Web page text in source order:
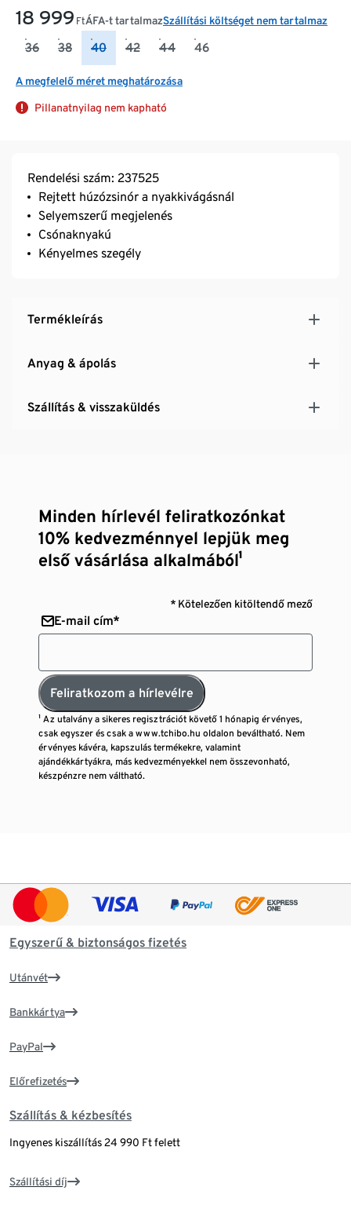
18 999 FtÁFA-t tartalmazSzállítási költséget nem tartalmaz
36 38 40 42 44 46
A megfelelő méret meghatározása
Pillanatnyilag nem kapható
Rendelési szám: 237525
Rejtett húzózsinór a nyakkivágásnál
Selyemszerű megjelenés
Csónaknyakú
Kényelmes szegély
Termékleírás
Anyag & ápolás
Szállítás & visszaküldés
Minden hírlevél feliratkozónkat
10% kedvezménnyel lepjük meg
első vásárlása alkalmából¹
* Kötelezően kitöltendő mező
E-mail cím*
Feliratkozom a hírlevélre
¹ Az utalvány a sikeres regisztrációt követő 1 hónapig érvényes,
csak egyszer és csak a www.tchibo.hu oldalon beváltható. Nem
érvényes kávéra, kapszulás termékekre, valamint
ajándékkártyákra, más kedvezményekkel nem összevonható,
készpénzre nem váltható.
Egyszerű & biztonságos fizetés
Utánvét
Bankkártya
PayPal
Előrefizetés
Szállítás & kézbesítés
Ingyenes kiszállítás 24 990 Ft felett
Szállítási díj